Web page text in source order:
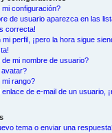
configuración?
de usuario aparezca en las
correcta!
perfil, ¡pero la hora sigue
mi nombre de usuario?
avatar?
mi rango?
de e-mail de un usuario,
tema o enviar una